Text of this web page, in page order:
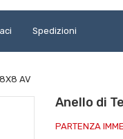
Spedizioni
AV
Anello di
PARTENZA